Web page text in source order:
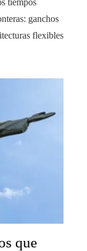
ganchos
flexibles
que